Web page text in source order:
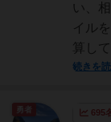
い、
イル
算し
続きを
695